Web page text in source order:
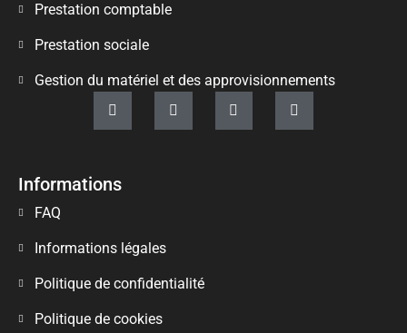
Prestation comptable
Prestation sociale
Gestion du matériel et des approvisionnements
Informations
FAQ
Informations légales
Politique de confidentialité
Politique de cookies